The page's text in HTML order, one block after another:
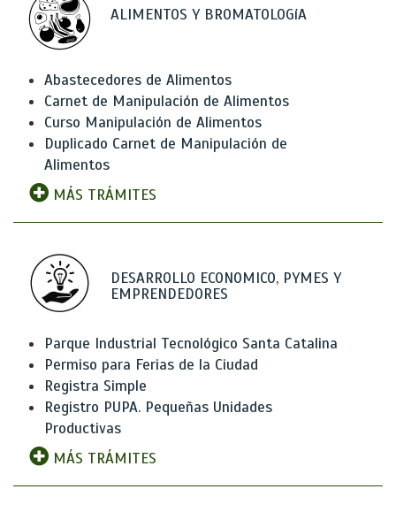
ALIMENTOS Y BROMATOLOGíA
Abastecedores de Alimentos
Carnet de Manipulación de Alimentos
Curso Manipulación de Alimentos
Duplicado Carnet de Manipulación de
Alimentos
MÁS TRÁMITES
DESARROLLO ECONOMICO, PYMES Y
EMPRENDEDORES
Parque Industrial Tecnológico Santa Catalina
Permiso para Ferias de la Ciudad
Registra Simple
Registro PUPA. Pequeñas Unidades
Productivas
MÁS TRÁMITES